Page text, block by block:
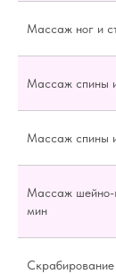
Массаж ног и
Массаж спины
Массаж спины
Массаж шейно-
мин